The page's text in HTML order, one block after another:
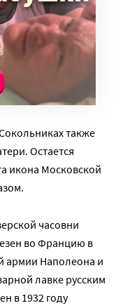
и
что«та самая»
образ которой
для российской
также
Остается
икона Московской
часовни
во Францию в
армии Наполеона и
лавке русским
в 1932 году